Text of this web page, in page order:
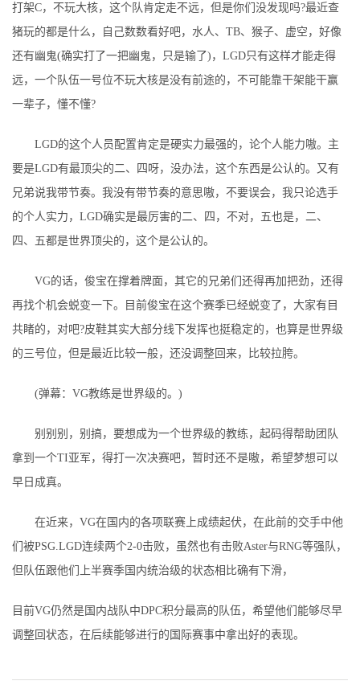
打架C，不玩大核，这个队肯定走不远，但是你们没发现吗?最近查
猪玩的都是什么，自己数数看好吧，水人、TB、猴子、虚空，好像
还有幽鬼(确实打了一把幽鬼，只是输了)，LGD只有这样才能走得
远，一个队伍一号位不玩大核是没有前途的，不可能靠干架能干赢
一辈子，懂不懂?
LGD的这个人员配置肯定是硬实力最强的，论个人能力嗷。主
要是LGD有最顶尖的二、四呀，没办法，这个东西是公认的。又有
兄弟说我带节奏。我没有带节奏的意思嗷，不要误会，我只论选手
的个人实力，LGD确实是最厉害的二、四，不对，五也是，二、
四、五都是世界顶尖的，这个是公认的。
VG的话，俊宝在撑着牌面，其它的兄弟们还得再加把劲，还得
再找个机会蜕变一下。目前俊宝在这个赛季已经蜕变了，大家有目
共睹的，对吧?皮鞋其实大部分线下发挥也挺稳定的，也算是世界级
的三号位，但是最近比较一般，还没调整回来，比较拉胯。
(弹幕：VG教练是世界级的。)
别别别，别搞，要想成为一个世界级的教练，起码得帮助团队
拿到一个TI亚军，得打一次决赛吧，暂时还不是嗷，希望梦想可以
早日成真。
在近来，VG在国内的各项联赛上成绩起伏，在此前的交手中他
们被PSG.LGD连续两个2-0击败，虽然也有击败Aster与RNG等强队，
但队伍跟他们上半赛季国内统治级的状态相比确有下滑，
目前VG仍然是国内战队中DPC积分最高的队伍，希望他们能够尽早
调整回状态，在后续能够进行的国际赛事中拿出好的表现。